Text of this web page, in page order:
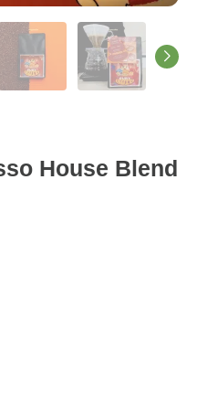
House Blend